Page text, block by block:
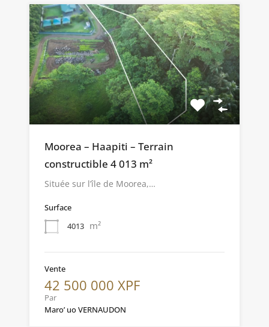
Moorea – Haapiti – Terrain
constructible 4 013 m²
Située sur l’île de Moorea,…
Surface
4013 m²
Vente
42 500 000 XPF
Par
Maro’ uo VERNAUDON